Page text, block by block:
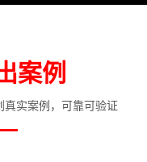
案例
实案例，可靠可验证